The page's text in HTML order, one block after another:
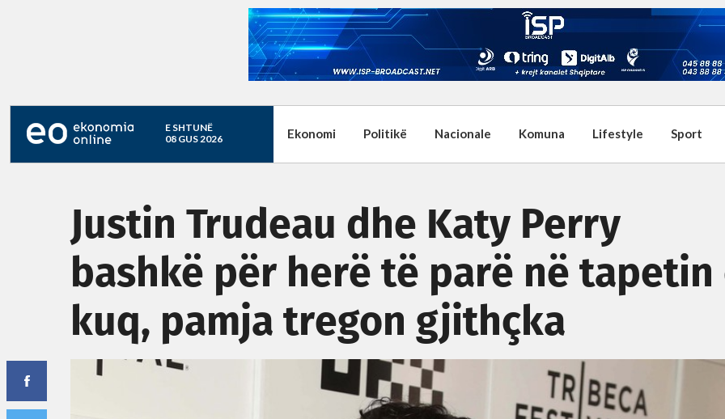
E SHTUNË
08 GUS 2026
Ekonomi Politikë Nacionale Komuna Lifestyle Sport
Justin Trudeau dhe Katy Perry
bashkë për herë të parë në tapetin
kuq, pamja tregon gjithçka